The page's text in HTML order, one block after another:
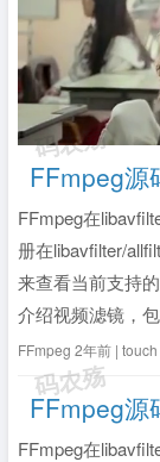
FFmpeg源
FFmpeg在
册在libavfilter/
来查看当前支持
介绍视频滤镜，
模糊、左右镜像
介绍，可查看官
FFmpeg 2年前 | touch
FFmpeg源
FFmpeg在